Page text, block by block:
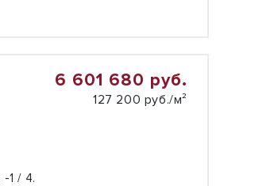
6 601 680 руб.
127 200 руб./м²
-1 / 4.